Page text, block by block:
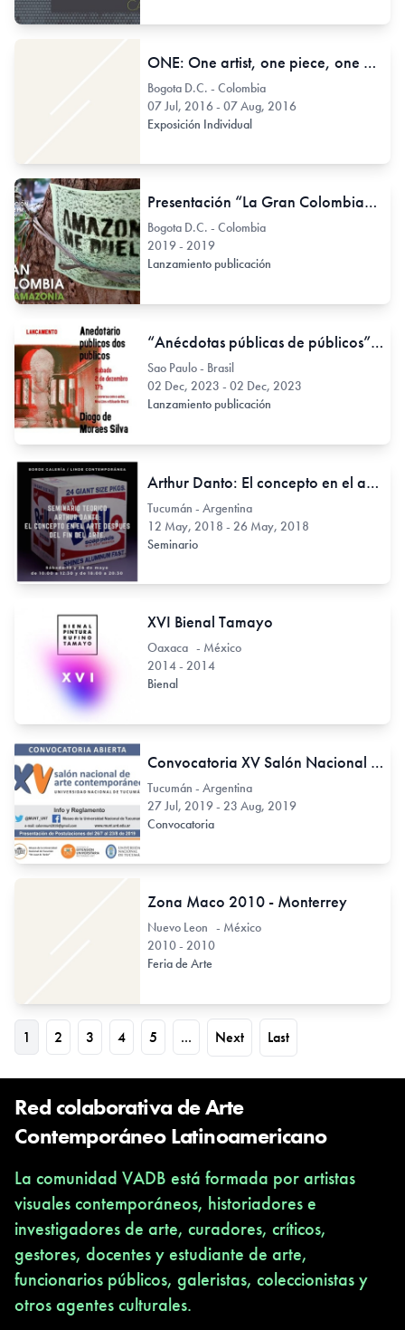
ONE: One artist, one piece, one month // Jesús Cataño
Bogota D.C. - Colombia
07 Jul, 2016 - 07 Aug, 2016
Exposición Individual
Presentación “La Gran Colombia” suplemento Amazonía
Bogota D.C. - Colombia
2019 - 2019
Lanzamiento publicación
“Anécdotas públicas de públicos” De Diogo de Moraes Silva
Sao Paulo - Brasil
02 Dec, 2023 - 02 Dec, 2023
Lanzamiento publicación
Arthur Danto: El concepto en el arte, después del fin del arte.
Tucumán - Argentina
12 May, 2018 - 26 May, 2018
Seminario
XVI Bienal Tamayo
Oaxaca - México
2014 - 2014
Bienal
Convocatoria XV Salón Nacional de Arte Contemporáneo
Tucumán - Argentina
27 Jul, 2019 - 23 Aug, 2019
Convocatoria
Zona Maco 2010 - Monterrey
Nuevo Leon - México
2010 - 2010
Feria de Arte
1 2 3 4 5 ... Next Last
Red colaborativa de Arte
Contemporáneo Latinoamericano
La comunidad VADB está formada por artistas
visuales contemporáneos, historiadores e
investigadores de arte, curadores, críticos,
gestores, docentes y estudiante de arte,
funcionarios públicos, galeristas, coleccionistas y
otros agentes culturales.